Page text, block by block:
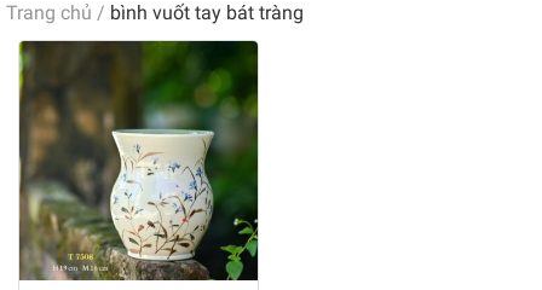
Trang chủ / bình vuốt tay bát tràng